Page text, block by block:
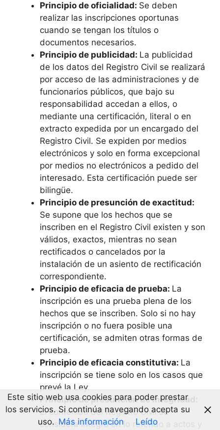
Principio de oficialidad: Se deben
realizar las inscripciones oportunas
cuando se tengan los títulos o
documentos necesarios.
Principio de publicidad: La publicidad
de los datos del Registro Civil se realizará
por acceso de las administraciones y de
funcionarios públicos, que bajo su
responsabilidad accedan a ellos, o
mediante una certificación, literal o en
extracto expedida por un encargado del
Registro Civil. Se expiden por medios
electrónicos y solo en forma excepcional
por medios no electrónicos a pedido del
interesado. Esta certificación puede ser
bilingüe.
Principio de presunción de exactitud:
Se supone que los hechos que se
inscriben en el Registro Civil existen y son
válidos, exactos, mientras no sean
rectificados o cancelados por la
instalación de un asiento de rectificación
correspondiente.
Principio de eficacia de prueba: La
inscripción es una prueba plena de los
hechos que se inscriben. Solo si no hay
inscripción o no fuera posible una
certificación, se admiten otras formas de
prueba.
Principio de eficacia constitutiva: La
inscripción se tiene solo en los casos que
prevé la Ley.
Principio de presunción de integridad:
El contenido del Registro Civil se
considera íntegro en lo referido a actos y
Este sitio web usa cookies para poder prestar
los servicios. Si continúa navegando acepta su
uso. Más información Leído